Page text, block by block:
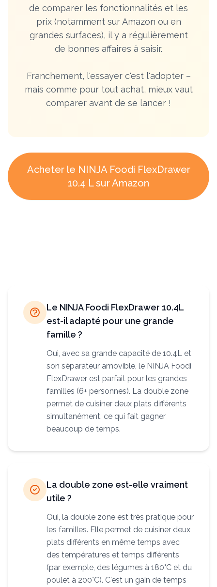
de comparer les fonctionnalités et les
prix (notamment sur Amazon ou en
grandes surfaces), il y a régulièrement
de bonnes affaires à saisir.
Franchement, l'essayer c'est l'adopter –
mais comme pour tout achat, mieux vaut
comparer avant de se lancer !
Acheter le NINJA Foodi FlexDrawer
10.4 L sur Amazon
Le NINJA Foodi FlexDrawer 10.4L
est-il adapté pour une grande
famille ?
Oui, avec sa grande capacité de 10.4L et
son séparateur amovible, le NINJA Foodi
FlexDrawer est parfait pour les grandes
familles (6+ personnes). La double zone
permet de cuisiner deux plats différents
simultanément, ce qui fait gagner
beaucoup de temps.
La double zone est-elle vraiment
utile ?
Oui, la double zone est très pratique pour
les familles. Elle permet de cuisiner deux
plats différents en même temps avec
des températures et temps différents
(par exemple, des légumes à 180°C et du
poulet à 200°C). C'est un gain de temps